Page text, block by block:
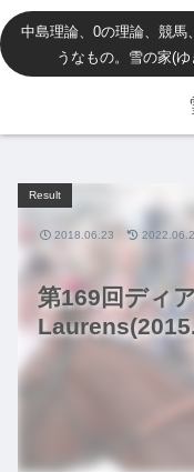
中島理論、0の理論、競馬
うなもの。雪の家(
第169回ディ
Result
2018.06.23